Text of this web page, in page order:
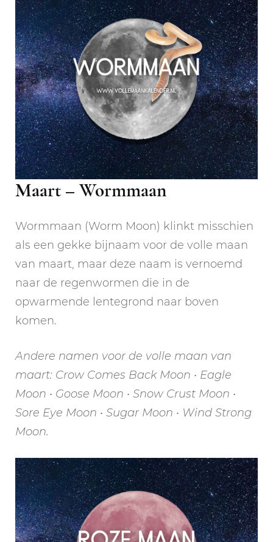
Maart – Wormmaan
Wormmaan (Worm Moon) klinkt misschien
als een gekke bijnaam voor de volle maan
van maart, maar deze naam is vernoemd
naar de regenwormen die in de
opwarmende lentegrond naar boven
komen.
Andere namen voor de volle maan van
maart: Crow Comes Back Moon • Eagle
Moon • Goose Moon • Snow Crust Moon •
Sore Eye Moon • Sugar Moon • Wind Strong
Moon.